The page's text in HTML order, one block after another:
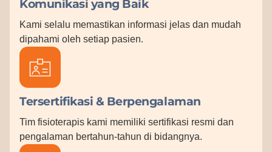
Komunikasi yang Baik
Kami selalu memastikan informasi jelas dan mudah
dipahami oleh setiap pasien.
Tersertifikasi & Berpengalaman
Tim fisioterapis kami memiliki sertifikasi resmi dan
pengalaman bertahun-tahun di bidangnya.